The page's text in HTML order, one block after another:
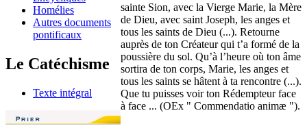
Homélies
Autres documents
pontificaux
Le Catéchisme
Texte intégral
sainte Sion, avec la Vierge Marie, la Mère
de Dieu, avec saint Joseph, les anges et
tous les saints de Dieu (...). Retourne
auprès de ton Créateur qui t’a formé de la
poussière du sol. Qu’à l’heure où ton âme
sortira de ton corps, Marie, les anges et
tous les saints se hâtent à ta rencontre (...).
Que tu puisses voir ton Rédempteur face
à face ... (OEx " Commendatio animæ ").